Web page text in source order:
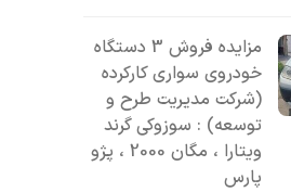
مزایده فروش 3 دستگاه
خودروی سواری کارکرده
(شرکت مدیریت طرح و
توسعه) : سوزوکی گرند
ویتارا ، مگان 2000 ، پژو
پارس